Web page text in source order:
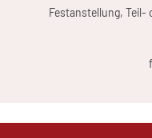
Festanstellung, Teil-